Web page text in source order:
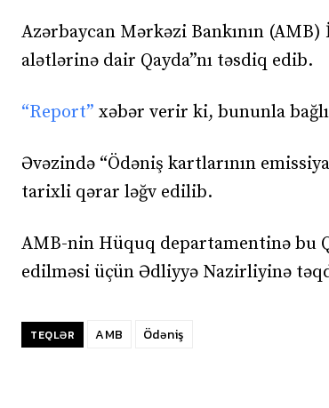
Azərbaycan Mərkəzi Bankının (AMB)
alətlərinə dair Qayda”nı təsdiq edib.
“Report” xəbər verir ki, bununla
Əvəzində “Ödəniş kartlarının
tarixli qərar ləğv edilib.
AMB-nin Hüquq departamentinə bu
edilməsi üçün Ədliyyə Nazirliyinə
TEQLƏR AMB Ödəniş